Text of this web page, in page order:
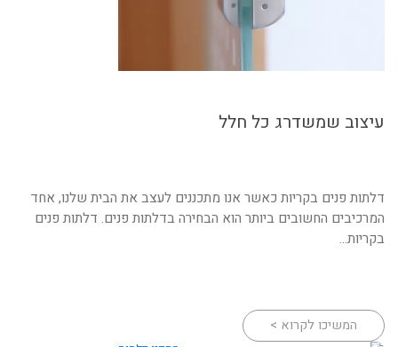
עיצוב שמשדרג כל חלל
דלתות פנים בקריות כאשר אנו מתכננים לעצב את הבית שלנו, אחד
המרכיבים החשובים ביותר הוא הבחירה בדלתות פנים. דלתות פנים
בקריות...
המשיכו לקרוא >